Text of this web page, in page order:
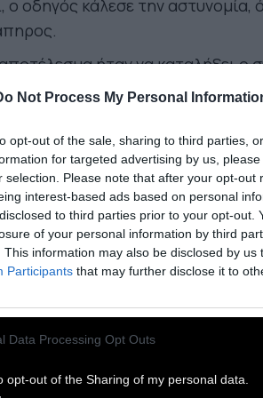
Not Process My Personal
opt-out of the sale, sharing to third parties,
for targeted advertising by us,
selection. Please note that after your opt-out
interest-based ads based on personal
to third parties prior to your opt-out.
of your personal information by third
This information may also be disclosed by us
Participants that may further disclose it to
Data Processing Opt Outs
opt-out of the Sharing of my personal data.
ο οδηγός κάλεσε την αστυνομία,
ήταν να καταλήξει ο
στο ΑΤ Κυψέλης και να φύγει τις
από τα βασικά χαρακτηριστικά
βίας είναι η
και σε αυτό το περιστατικό
από ορατή.
Μαζικής Μεταφοράς
ανήλικα άτομα. Παιδιά
να τους ζητείται συνοδός,
ανάπηρο χρήστη αμαξιδίου.
τώρα τι θα είχε συμβεί